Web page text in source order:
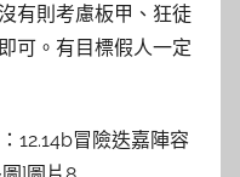
有則考慮板甲、狂徒
可。有目標假人一定